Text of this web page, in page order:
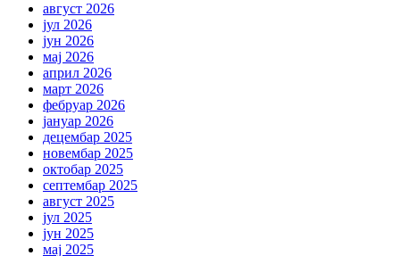
август 2026
јул 2026
јун 2026
мај 2026
април 2026
март 2026
фебруар 2026
јануар 2026
децембар 2025
новембар 2025
октобар 2025
септембар 2025
август 2025
јул 2025
јун 2025
мај 2025